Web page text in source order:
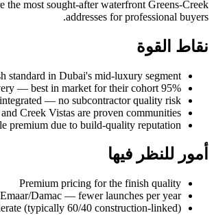
most sought-after waterfront Greens-Creek
addresses for professional buyers.
نقاط القوة
standard in Dubai's mid-luxury segment
95% on-time delivery — best in market for their cohort
— no subcontractor quality risk
Creek Vistas are proven communities
premium due to build-quality reputation
أمور للنظر فيها
Premium pricing for the finish quality
Damac — fewer launches per year
(typically 60/40 construction-linked)